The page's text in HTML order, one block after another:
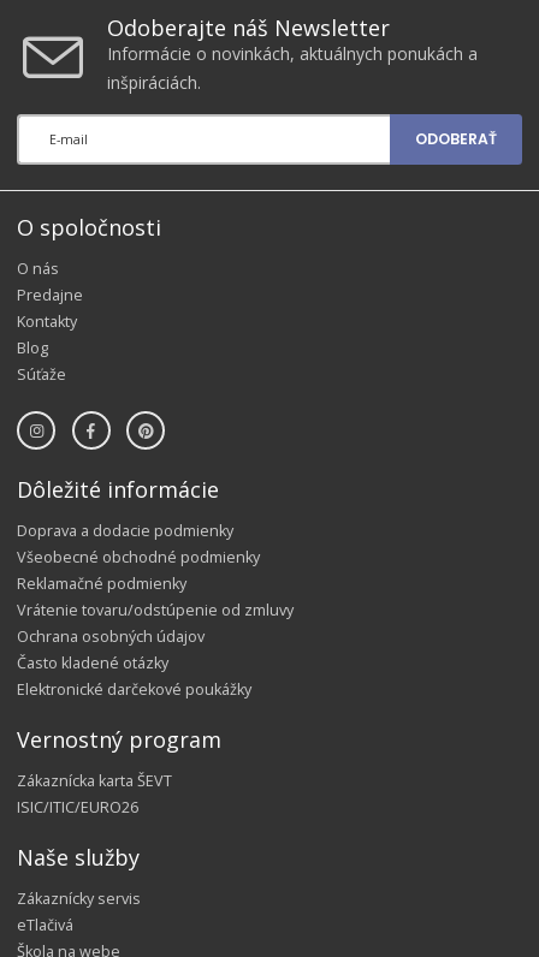
Odoberajte náš Newsletter
Informácie o novinkách, aktuálnych ponukách a
inšpiráciách.
ODOBERAŤ
O spoločnosti
O nás
Predajne
Kontakty
Blog
Súťaže
Dôležité informácie
Doprava a dodacie podmienky
Všeobecné obchodné podmienky
Reklamačné podmienky
Vrátenie tovaru/odstúpenie od zmluvy
Ochrana osobných údajov
Často kladené otázky
Elektronické darčekové poukážky
Vernostný program
Zákaznícka karta ŠEVT
ISIC/ITIC/EURO26
Naše služby
Zákaznícky servis
eTlačivá
Škola na webe